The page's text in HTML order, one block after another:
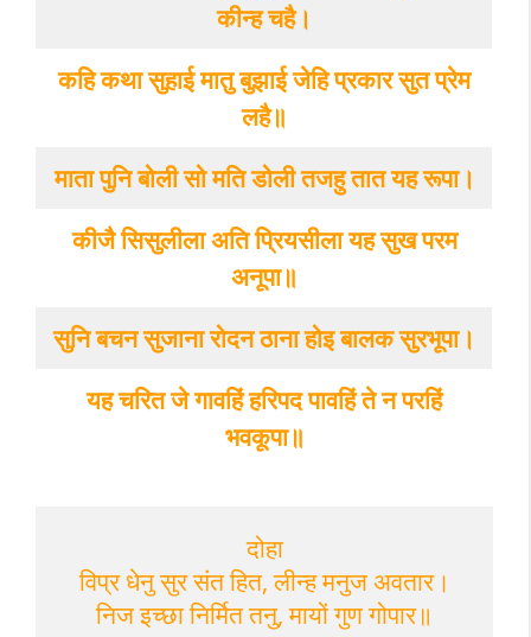
कीन्ह चहै।
कहि कथा सुहाई मातु बुझाई जेहि प्रकार सुत प्रेम
लहै॥
माता पुनि बोली सो मति डोली तजहु तात यह रूपा।
कीजै सिसुलीला अति प्रियसीला यह सुख परम
अनूपा॥
सुनि बचन सुजाना रोदन ठाना होइ बालक सुरभूपा।
यह चरित जे गावहिं हरिपद पावहिं ते न परहिं
भवकूपा॥
दोहा
विप्र धेनु सुर संत हित, लीन्ह मनुज अवतार।
निज इच्छा निर्मित तनु, मायों गुण गोपार॥